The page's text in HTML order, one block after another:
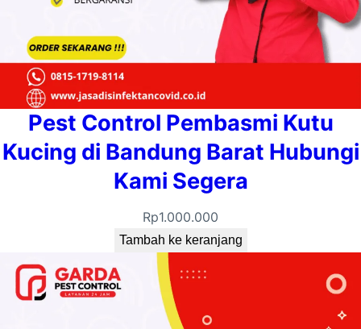
Pest Control Pembasmi Kutu
Kucing di Bandung Barat Hubungi
Kami Segera
Rp1.000.000
Tambah ke keranjang